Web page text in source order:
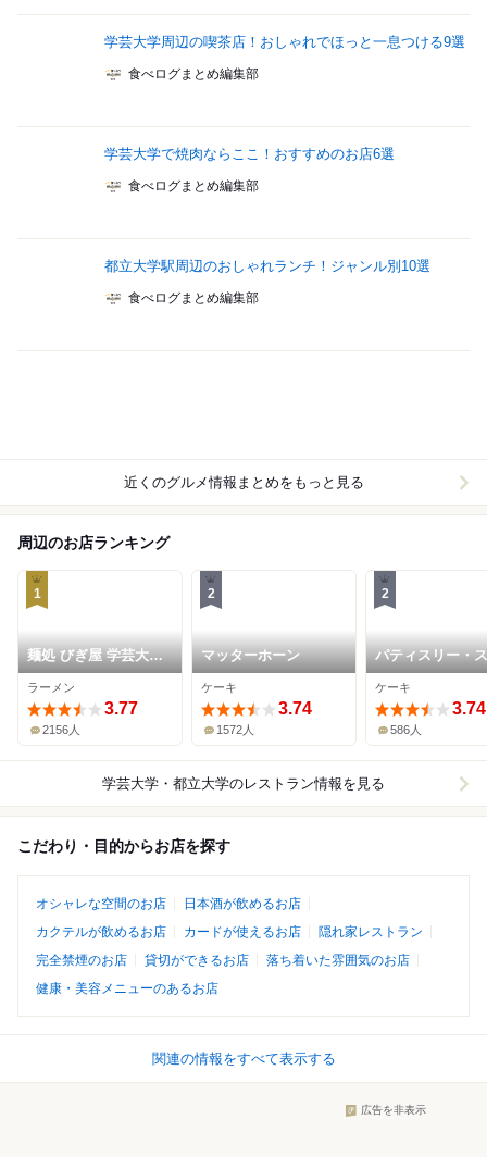
学芸大学周辺の喫茶店！おしゃれでほっと一息つける9選
食べログまとめ編集部
学芸大学で焼肉ならここ！おすすめのお店6選
食べログまとめ編集部
都立大学駅周辺のおしゃれランチ！ジャンル別10選
食べログまとめ編集部
近くのグルメ情報まとめをもっと見る
周辺のお店ランキング
1
麺処 びぎ屋 学芸大学
本店
ラーメン
3.77
2156人
2
マッターホーン
ケーキ
3.74
1572人
2
パティスリー・
ル
ケーキ
3.74
586人
学芸大学・都立大学のレストラン情報を見る
こだわり・目的からお店を探す
オシャレな空間のお店
日本酒が飲めるお店
カクテルが飲めるお店
カードが使えるお店
隠れ家レストラン
完全禁煙のお店
貸切ができるお店
落ち着いた雰囲気のお店
健康・美容メニューのあるお店
関連の情報をすべて表示する
広告を非表示